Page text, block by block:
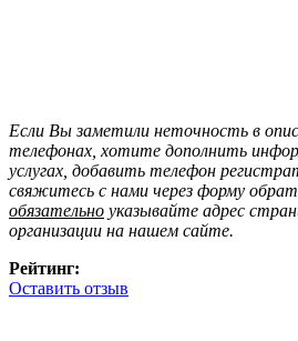
Если Вы заметили неточность в
телефонах, хотите дополнить
услугах, добавить телефон
свяжитесь с нами через форму
обязательно указывайте адрес
организации на нашем сайте.
Рейтинг:
Оставить отзыв